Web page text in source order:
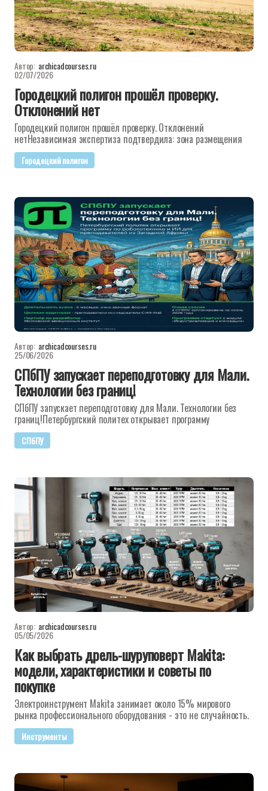
Автор: archicadcourses.ru
02/07/2026
Городецкий полигон прошёл проверку.
Отклонений нет
Городецкий полигон прошёл проверку. Отклонений
нетНезависимая экспертиза подтвердила: зона размещения
Городецкий полигон
Автор: archicadcourses.ru
25/06/2026
СПбПУ запускает переподготовку для Мали.
Технологии без границ!
СПбПУ запускает переподготовку для Мали. Технологии без
границ!Петербургский политех открывает программу
СПбПУ
Автор: archicadcourses.ru
05/05/2026
Как выбрать дрель-шуруповерт Makita:
модели, характеристики и советы по
покупке
Электроинструмент Makita занимает около 15% мирового
рынка профессионального оборудования - это не случайность.
Инструменты